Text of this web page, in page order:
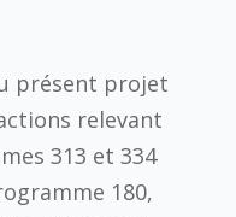
présent projet
relevant
313 et 334
180,